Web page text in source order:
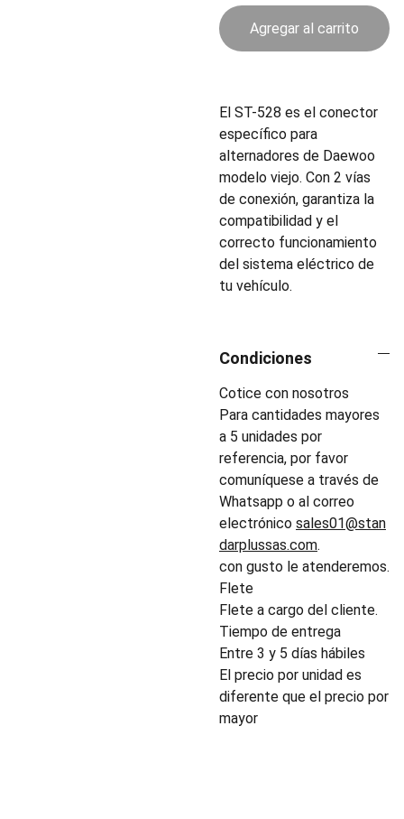
Agregar al carrito
El ST-528 es el conector
específico para
alternadores de Daewoo
modelo viejo. Con 2 vías
de conexión, garantiza la
compatibilidad y el
correcto funcionamiento
del sistema eléctrico de
tu vehículo.
Condiciones
Cotice con nosotros
Para cantidades mayores
a 5 unidades por
referencia, por favor
comuníquese a través de
Whatsapp o al correo
electrónico sales01@stan
darplussas.com.
con gusto le atenderemos.
Flete
Flete a cargo del cliente.
Tiempo de entrega
Entre 3 y 5 días hábiles
El precio por unidad es
diferente que el precio por
mayor